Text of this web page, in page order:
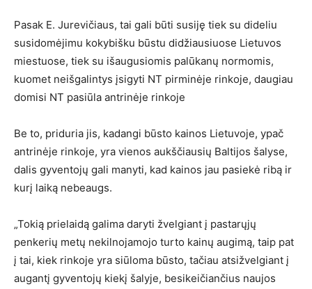
Pasak E. Jurevičiaus, tai gali būti susiję tiek su dideliu
susidomėjimu kokybišku būstu didžiausiuose Lietuvos
miestuose, tiek su išaugusiomis palūkanų normomis,
kuomet neišgalintys įsigyti NT pirminėje rinkoje, daugiau
domisi NT pasiūla antrinėje rinkoje
Be to, priduria jis, kadangi būsto kainos Lietuvoje, ypač
antrinėje rinkoje, yra vienos aukščiausių Baltijos šalyse,
dalis gyventojų gali manyti, kad kainos jau pasiekė ribą ir
kurį laiką nebeaugs.
„Tokią prielaidą galima daryti žvelgiant į pastarųjų
penkerių metų nekilnojamojo turto kainų augimą, taip pat
į tai, kiek rinkoje yra siūloma būsto, tačiau atsižvelgiant į
augantį gyventojų kiekį šalyje, besikeičiančius naujos